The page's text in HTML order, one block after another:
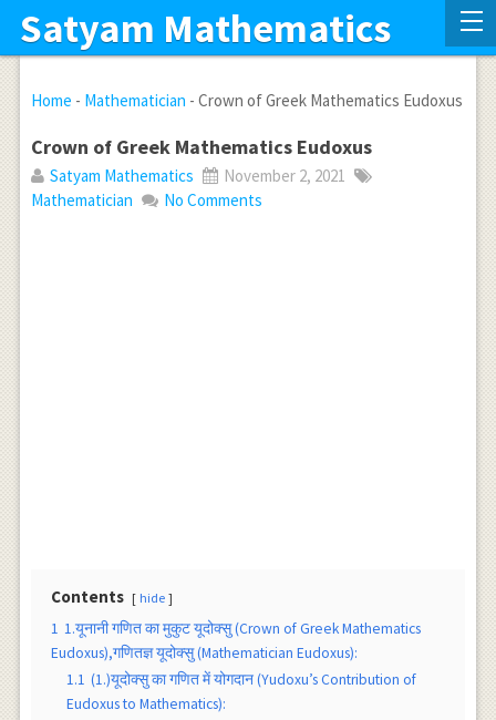
Satyam Mathematics
Home - Mathematician - Crown of Greek Mathematics Eudoxus
Crown of Greek Mathematics Eudoxus
Satyam Mathematics
November 2, 2021
Mathematician
No Comments
Contents hide
1 1.यूनानी गणित का मुकुट यूदोक्सु (Crown of Greek Mathematics
Eudoxus),गणितज्ञ यूदोक्सु (Mathematician Eudoxus):
1.1 (1.)यूदोक्सु का गणित में योगदान (Yudoxu’s Contribution of
Eudoxus to Mathematics):